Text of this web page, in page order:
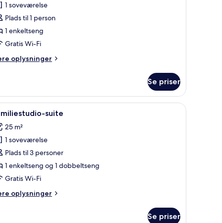
1 soveværelse
Plads til 1 person
1 enkeltseng
Gratis Wi-Fi
oplysninger
Se priser
Et moderne køkken med mikrobølgeovn,
7 suite
25 m²
1 soveværelse
Plads til 3 personer
1 enkeltseng og 1 dobbeltseng
Gratis Wi-Fi
oplysninger
Se priser